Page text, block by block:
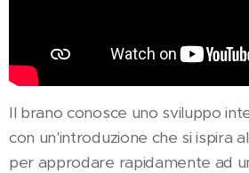
Il brano conosce uno sviluppo
con un'introduzione che si ispira
per approdare rapidamente ad